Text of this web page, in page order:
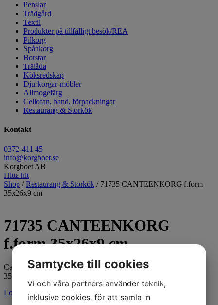
Penslar
Trädgård
Textil
Produkter på tillfälligt besök/REA
Pilkorg
Spånkorg
Borstar
Trälåda
Köksredskap
Djurkorgar-möbler
Allmogefärg
Cellofan, band, förpackningar
Restaurang & Storkök
Kontakt
0372-411 45
info@korgboet.se
Korgboet AB
Hitta hit
Shop /Restaurang & Storkök / 71735 CANTEENKORG f.form
35x26x9 cm
71735 CANTEENKORG
f.form 35x26x9 cm
Canteenkorg för form
35x26x9cm
Logga in för pris
Samtycke till cookies
Vi och våra partners använder teknik,
inklusive cookies, för att samla in